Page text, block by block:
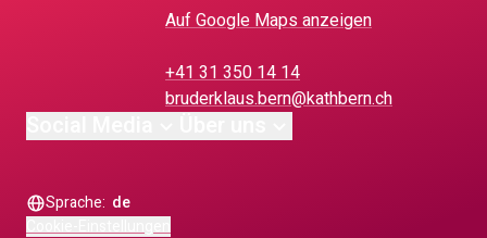
Auf Google Maps anzeigen
+41 31 350 14 14
bruderklaus.bern@kathbern.ch
Sprache: de